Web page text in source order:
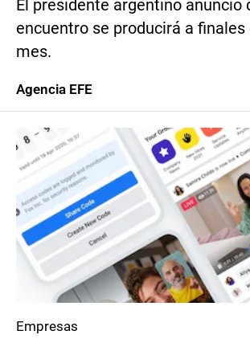
El presidente argentino anunció
encuentro se producirá a
mes.
Agencia EFE
Empresas